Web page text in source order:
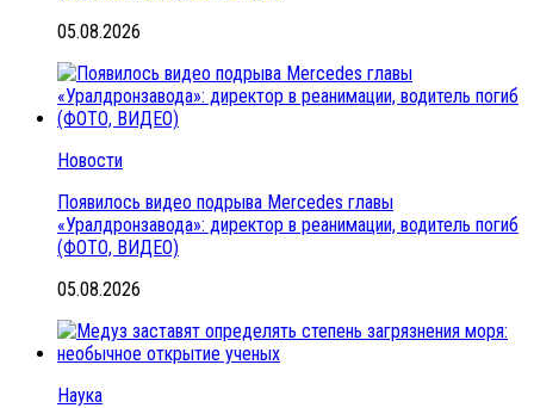
05.08.2026
Новости
Появилось видео подрыва Mercedes главы
«Уралдронзавода»: директор в реанимации, водитель погиб
(ФОТО, ВИДЕО)
05.08.2026
Наука